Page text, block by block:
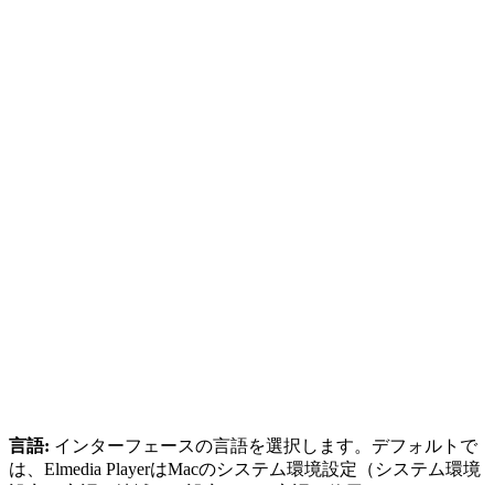
言語: インターフェースの言語を選択します。デフォルトで
は、Elmedia PlayerはMacのシステム環境設定（システム環境